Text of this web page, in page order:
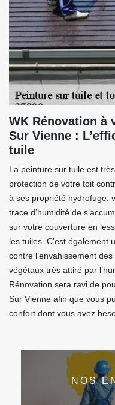
WK Rénovation à
Sur Vienne :
tuile
La peinture sur tuile est
protection de votre toit
à ses propriété hydrofuge,
trace d’humidité de
sur votre couverture en
les tuiles. C’est également
contre l’envahissement
végétaux très attiré par
Rénovation sera ravi de
Sur Vienne afin que vous
confort dont vous avez
NOS